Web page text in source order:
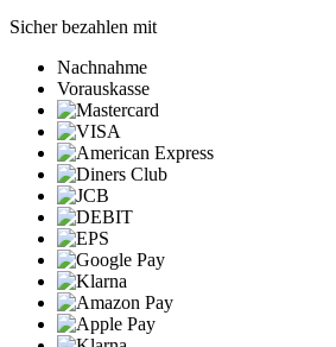
Sicher bezahlen mit
Nachnahme
Vorauskasse